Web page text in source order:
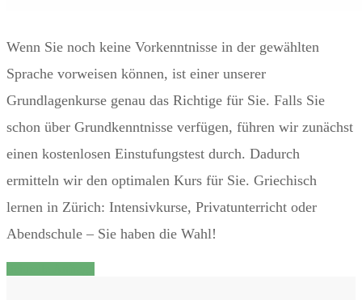
Wenn Sie noch keine Vorkenntnisse in der gewählten
Sprache vorweisen können, ist einer unserer
Grundlagenkurse genau das Richtige für Sie. Falls Sie
schon über Grundkenntnisse verfügen, führen wir zunächst
einen kostenlosen Einstufungstest durch. Dadurch
ermitteln wir den optimalen Kurs für Sie. Griechisch
lernen in Zürich: Intensivkurse, Privatunterricht oder
Abendschule – Sie haben die Wahl!